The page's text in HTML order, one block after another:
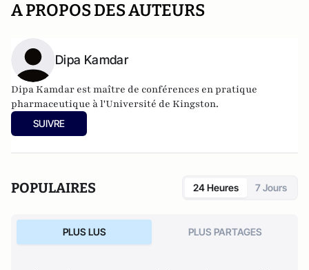
A PROPOS DES AUTEURS
Dipa Kamdar
Dipa Kamdar est maître de conférences en pratique
pharmaceutique à l'Université de Kingston.
SUIVRE
POPULAIRES 24 Heures 7 Jours
PLUS LUS PLUS PARTAGES